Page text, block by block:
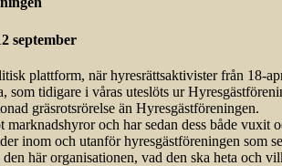
september
plattform, när hyresrättsaktivister från 18-
tidigare i våras uteslöts ur
gräsrotsrörelse än Hyresgästföreningen.
och har sedan dess både
inom och utanför hyresgästföreningen som
här organisationen, vad den ska heta och